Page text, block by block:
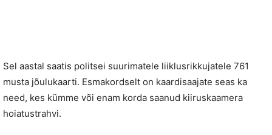
Sel aastal saatis politsei suurimatele liiklusrikkujatele 761
musta jõulukaarti. Esmakordselt on kaardisaajate seas ka
need, kes kümme või enam korda saanud kiiruskaamera
hoiatustrahvi.